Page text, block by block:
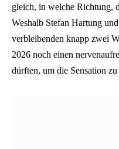
gleich, in welche Richtung,
Weshalb Stefan Hartung
verbleibenden knapp zwei
2026 noch einen
dürften, um die Sensation zu